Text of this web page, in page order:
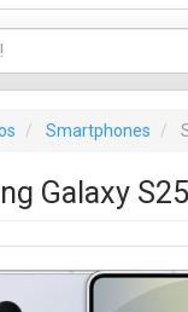
Smartphones
Galaxy